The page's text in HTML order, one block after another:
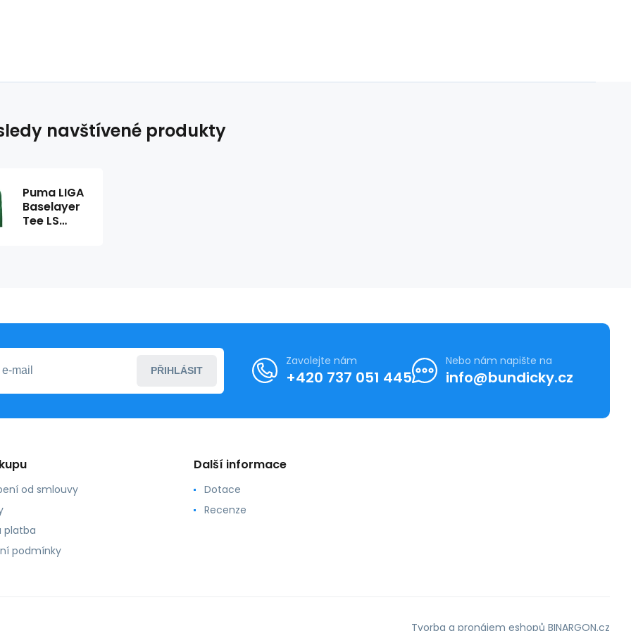
navštívené produkty
Puma LIGA
Baselayer
Tee LS
PŘIHLÁSIT
Zavolejte nám
+420 737 051 445
Nebo nám napište na
info@bundicky.cz
od smlouvy
platba
podmínky
Další informace
Dotace
Recenze
Tvorba a pronájem eshopů BINARGON.cz